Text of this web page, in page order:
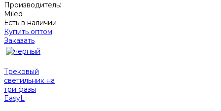
Производитель:
Miled
Есть в наличии
Купить оптом
Заказать
Трековый
светильник на
три фазы
EasyL